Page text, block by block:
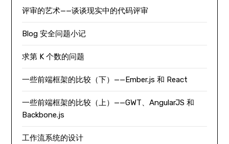
评审的艺术——谈谈现实中的代码评审
Blog 安全问题小记
求第 K 个数的问题
一些前端框架的比较（下）——Ember.js 和 React
一些前端框架的比较（上）——GWT、AngularJS 和
Backbone.js
工作流系统的设计